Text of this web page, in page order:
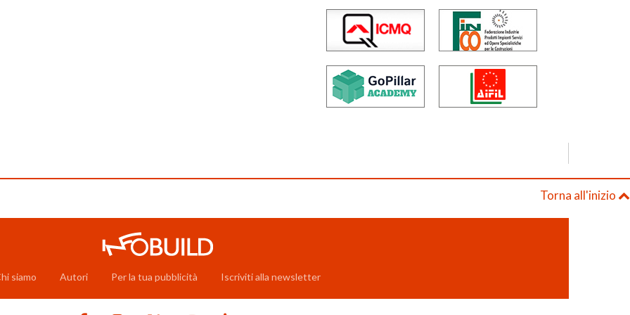
Torna all'inizio
siamo Autori Per la tua pubblicità Iscriviti alla newsletter